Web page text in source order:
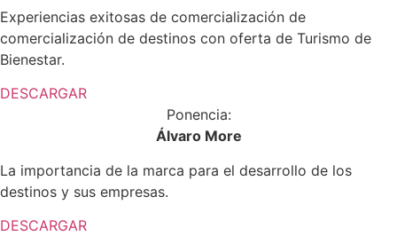
Experiencias exitosas de comercialización de
comercialización de destinos con oferta de Turismo de
Bienestar.
DESCARGAR
Ponencia:
Álvaro More
La importancia de la marca para el desarrollo de los
destinos y sus empresas.
DESCARGAR